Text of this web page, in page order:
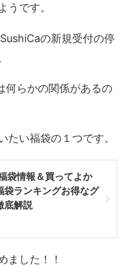
うです。
の新規受付の停
何らかの関係があるの
たい福袋の１つです。
袋情報＆買ってよか
袋ランキングお得なグ
底解説
ました！！